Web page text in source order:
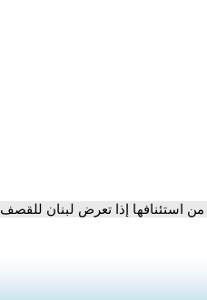
استئنافها إذا تعرض لبنان للقصف